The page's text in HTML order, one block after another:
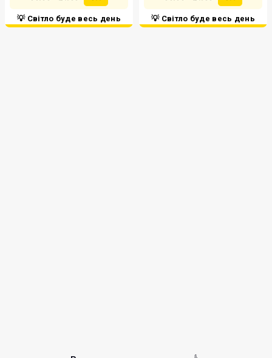
💡 Світло буде весь день 💡 Світло буде весь день